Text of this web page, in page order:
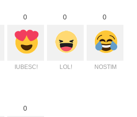
0
IUBESC!
0
LOL!
0
NOSTIM
0